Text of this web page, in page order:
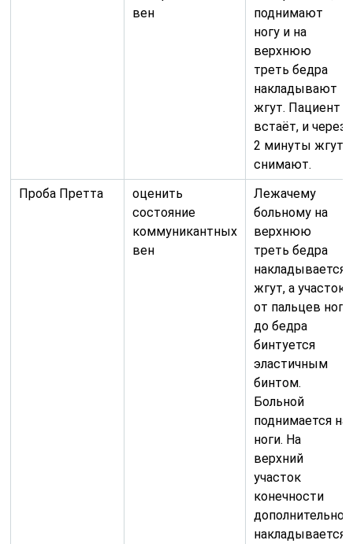
вен
поднимают
ногу и на
верхнюю
треть бедра
накладывают
жгут. Пациент
встаёт, и через
2 минуты жгут
снимают.
Проба Претта
оценить
состояние
коммуникантных
вен
Лежачему
больному на
верхнюю
треть бедра
накладывается
жгут, а участок
от пальцев ног
до бедра
бинтуется
эластичным
бинтом.
Больной
поднимается на
ноги. На
верхний
участок
конечности
дополнительно
накладывается